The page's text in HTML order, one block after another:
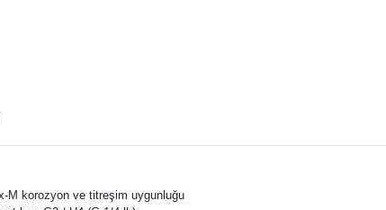
M korozyon ve titreşim uygunluğu